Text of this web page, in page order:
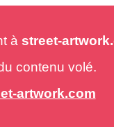
à street-
contenu volé.
artwork.com